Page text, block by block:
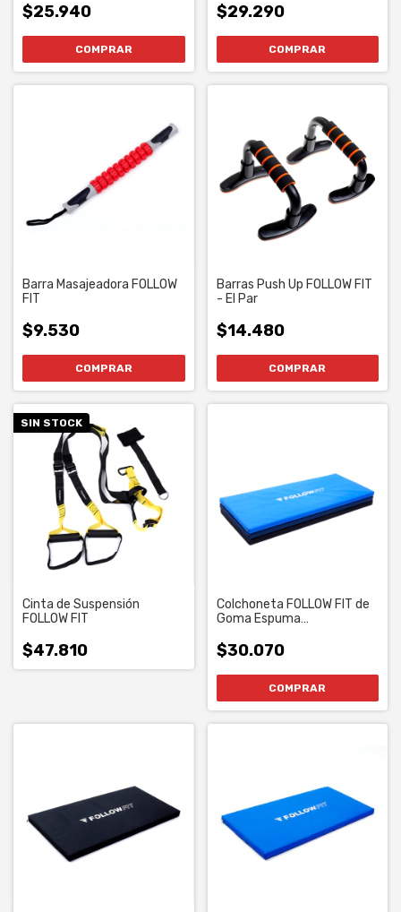
$25.940 $29.290
Barra Masajeadora FOLLOW
FIT
$9.530
Barras Push Up FOLLOW FIT
- El Par
$14.480
SIN STOCK
Cinta de Suspensión
FOLLOW FIT
$47.810
Colchoneta FOLLOW FIT de
Goma Espuma
$30.070
COMPRAR